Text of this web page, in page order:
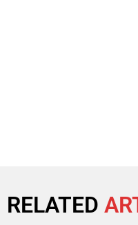
RELATED